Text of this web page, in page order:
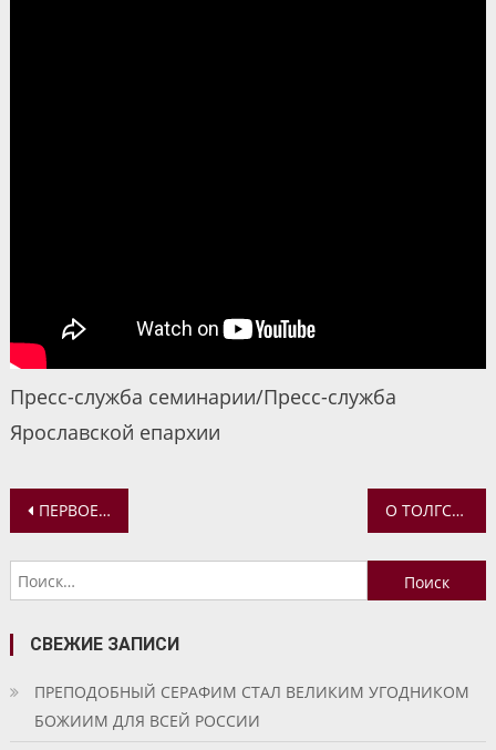
Пресс-служба семинарии/Пресс-служба
Ярославской епархии
Навигация
по
записям
ПЕРВОЕ ЗАНЯТИЕ ВОСКРЕСНОЙ ШКОЛЫ ПРИХОДА БЛАЖЕННОЙ МАТРОНЫ О ТОЛГСКОМ МОНАСТЫРЕ В ПРОГРАММЕ «СТРАННИК»
Найти:
СВЕЖИЕ ЗАПИСИ
ПРЕПОДОБНЫЙ СЕРАФИМ СТАЛ ВЕЛИКИМ УГОДНИКОМ
БОЖИИМ ДЛЯ ВСЕЙ РОССИИ